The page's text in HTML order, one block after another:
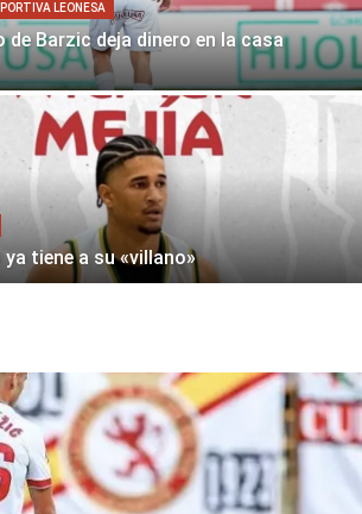
LEONESA
de Barzic deja dinero en la casa
tiene a su «villano»